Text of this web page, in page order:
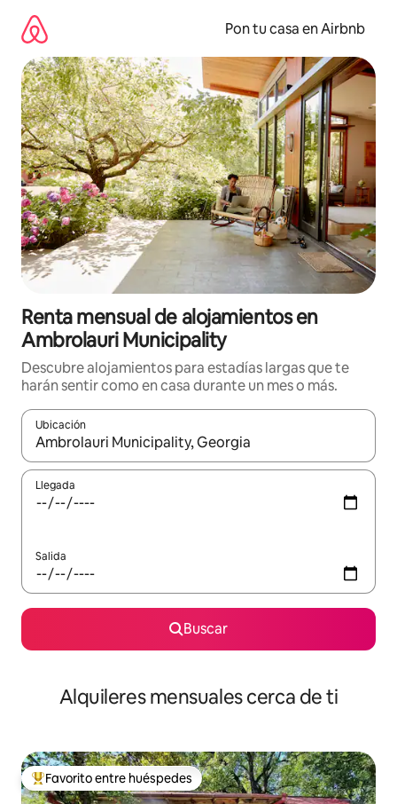
contenido
Pon tu casa en Airbnb
Renta mensual de alojamientos en
Ambrolauri Municipality
Descubre alojamientos para estadías largas que te
harán sentir como en casa durante un mes o más.
Ubicación
Cuando los resultados estén disponibles, navega con las
Llegada
Salida
Buscar
Alquileres mensuales cerca de ti
Favorito entre huéspedes preferido
Favorito entre huéspedes